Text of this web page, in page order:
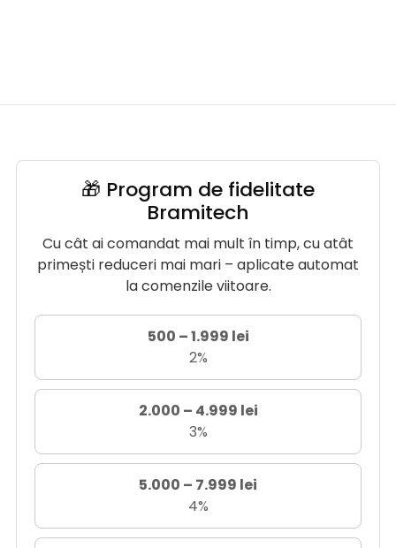
🎁 Program de fidelitate
Bramitech
Cu cât ai comandat mai mult în timp, cu atât
primești reduceri mai mari – aplicate automat
la comenzile viitoare.
500 – 1.999 lei
2%
2.000 – 4.999 lei
3%
5.000 – 7.999 lei
4%